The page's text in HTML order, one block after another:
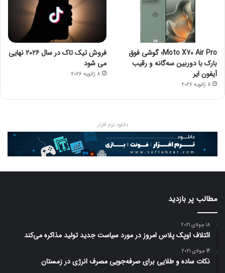
Moto X70 Air Pro؛ گوشی فوق
بارک با دوربین سه‌گانه و رقیب
آیفون ایر
8 ژانویه 2026
فروش تیک تاک در سال ۲۰۲۶ نهایی
می شود
8 ژانویه 2026
دانلود نرم افزار
مطالب پر بازدید
18 جولای 2021
ائتلاف اوپک پلاس امروز در مورد سیاست جدید تولید مذاکره می‌کند
14 جولای 2021
نکات ساده و طلایی برای صرفه‌جویی مصرف انرژی در زمستان